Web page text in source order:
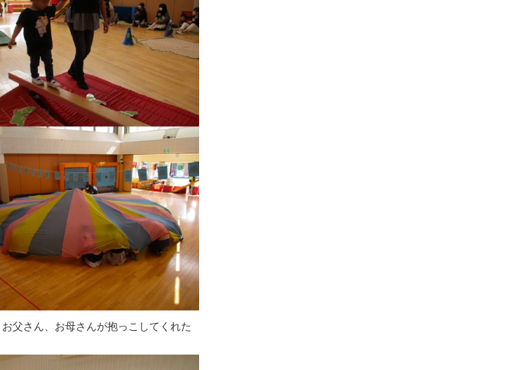
父さん、お母さんが抱っこしてくれた